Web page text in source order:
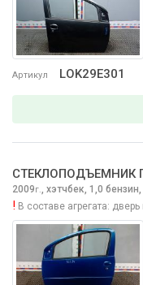
Артикул LOK29E301
СТЕКЛОПОДЪЕМНИК
2009г. хэтчбек, 1,0
! В составе агрегата: